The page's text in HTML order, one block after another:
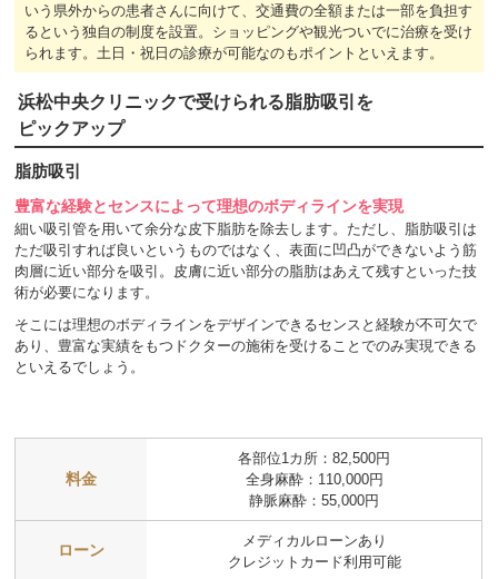
いう県外からの患者さんに向けて、交通費の全額または一部を負担す
るという独自の制度を設置。ショッピングや観光ついでに治療を受け
られます。土日・祝日の診療が可能なのもポイントといえます。
浜松中央クリニックで受けられる脂肪吸引を
ピックアップ
脂肪吸引
豊富な経験とセンスによって理想のボディラインを実現
細い吸引管を用いて余分な皮下脂肪を除去します。ただし、脂肪吸引は
ただ吸引すれば良いというものではなく、表面に凹凸ができないよう筋
肉層に近い部分を吸引。皮膚に近い部分の脂肪はあえて残すといった技
術が必要になります。
そこには理想のボディラインをデザインできるセンスと経験が不可欠で
あり、豊富な実績をもつドクターの施術を受けることでのみ実現できる
といえるでしょう。
料金
各部位1カ所：82,500円
全身麻酔：110,000円
静脈麻酔：55,000円
ローン
メディカルローンあり
クレジットカード利用可能